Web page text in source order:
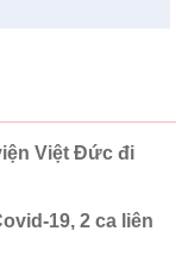
Việt Đức đi
19, 2 ca liên